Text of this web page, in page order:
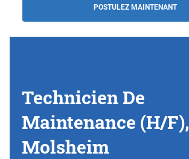
POSTULEZ MAINTENANT
Technicien De
Maintenance (H/F),
Molsheim